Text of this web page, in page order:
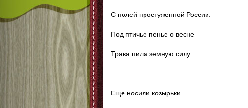
С полей простуженной России.
Под птичье пенье о весне
Трава пила земную силу.
Еще носили козырьки